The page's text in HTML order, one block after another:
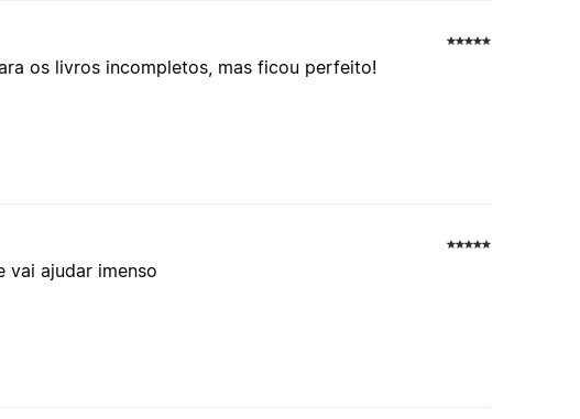
os livros incompletos, mas ficou perfeito!
vai ajudar imenso